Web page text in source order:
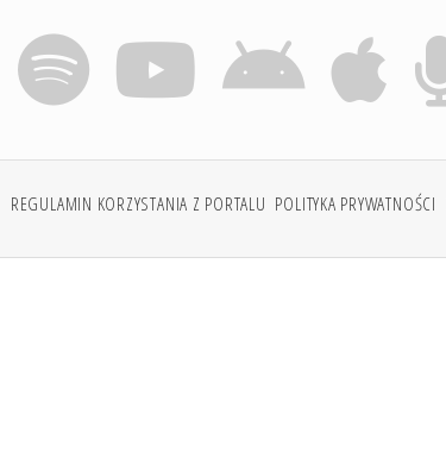
REGULAMIN KORZYSTANIA Z PORTALU POLITYKA PRYWATNOŚCI